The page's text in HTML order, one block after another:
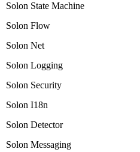
Solon State Machine
Solon Flow
Solon Net
Solon Logging
Solon Security
Solon I18n
Solon Detector
Solon Messaging